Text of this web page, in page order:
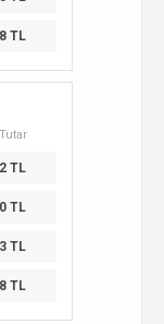
TL
TL
TL
TL
TL